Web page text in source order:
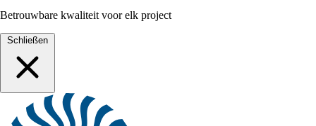
Betrouwbare kwaliteit voor elk project
Schließen